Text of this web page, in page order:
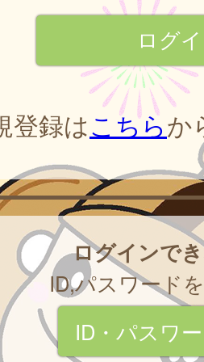
登録はこちらか
ログインで
ID,パスワード
ID・パスワ